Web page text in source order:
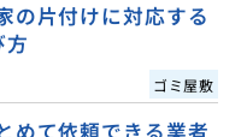
の片付けに対応する
ゴミ屋敷
めて依頼できる業者